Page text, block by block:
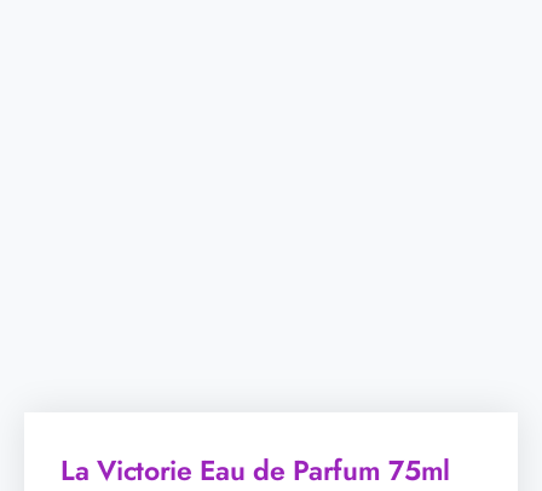
La Victorie Eau de Parfum 75ml